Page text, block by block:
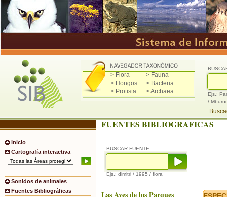
> Flora
> Fauna
> Hongos
> Bacteria
> Protista
> Archaea
Ejs.:
/
Inicio
Cartografía interactiva
Sonidos de animales
Fuentes Bibliográficas
FUENTES BIBLIOGRAFICAS
BUSCAR FUENTE
Ejs.: dimitri / 1995 / flora
Las Aves de los Parques